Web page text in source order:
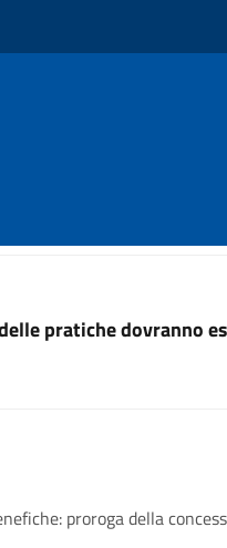
pratiche dovranno
proroga della